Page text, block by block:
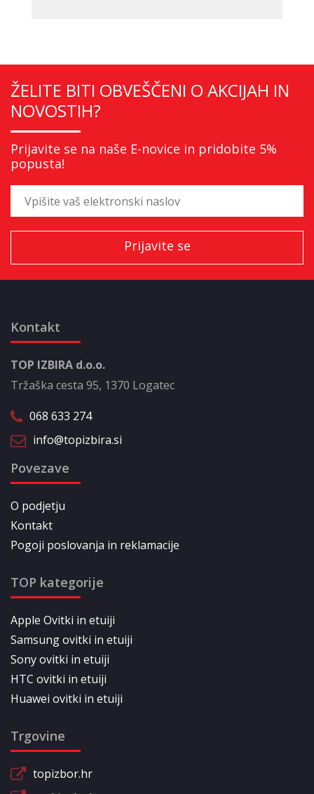
ŽELITE BITI OBVEŠČENI O AKCIJAH IN
NOVOSTIH?
Prijavite se na naše E-novice in pridobite 5%
popusta!
Kontakt
TOP IZBIRA d.o.o.
Tržaška cesta 95, 1370 Logatec
068 633 274
info@topizbira.si
Povezave
O podjetju
Kontakt
Pogoji poslovanja in reklamacije
TOP kategorije
Apple Ovitki in etuiji
Samsung ovitki in etuiji
Sony ovitki in etuiji
HTC ovitki in etuiji
Huawei ovitki in etuiji
Trgovine
topizbor.hr